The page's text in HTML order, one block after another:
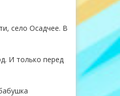
село Осадчее. В
И только перед